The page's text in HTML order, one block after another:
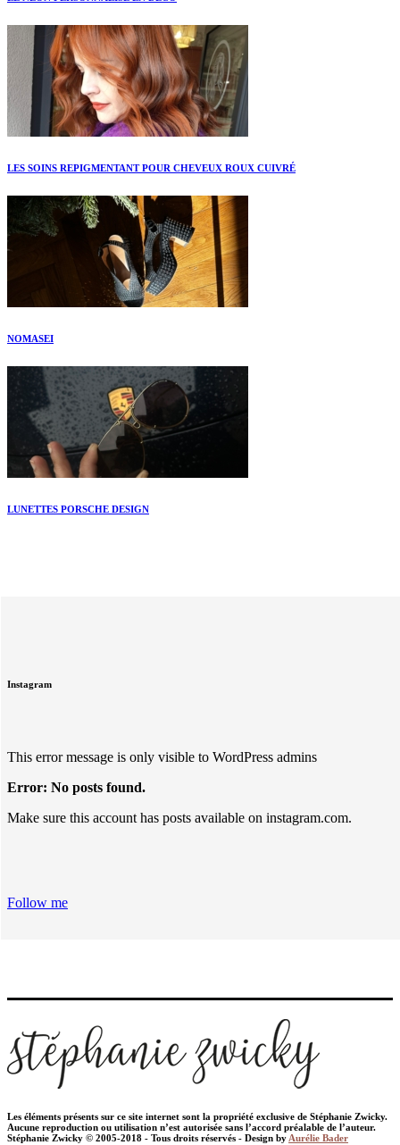
LES SOINS REPIGMENTANT POUR CHEVEUX ROUX CUIVRÉ
NOMASEI
LUNETTES PORSCHE DESIGN
Instagram
This error message is only visible to WordPress admins
Error: No posts found.
Make sure this account has posts available on instagram.com.
Follow me
Les éléments présents sur ce site internet sont la propriété exclusive de Stéphanie Zwicky.
Aucune reproduction ou utilisation n’est autorisée sans l’accord préalable de l’auteur.
Stéphanie Zwicky © 2005-2018 - Tous droits réservés - Design by Aurélie Bader